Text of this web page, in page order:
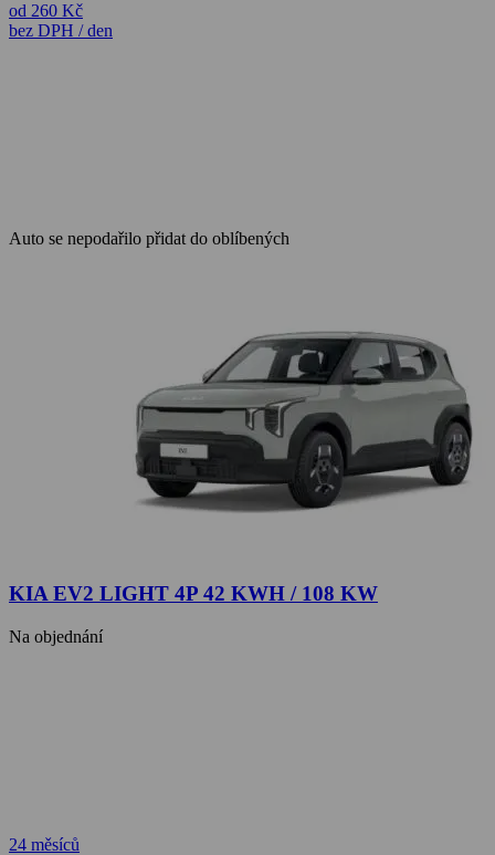
od 260 Kč
bez DPH / den
Auto se nepodařilo přidat do oblíbených
KIA EV2 LIGHT 4P 42 KWH / 108 KW
Na objednání
24 měsíců